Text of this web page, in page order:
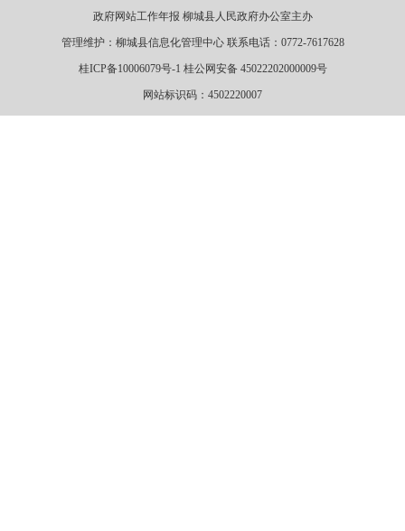
政府网站工作年报 柳城县人民政府办公室主办
管理维护：柳城县信息化管理中心 联系电话：0772-7617628
桂ICP备10006079号-1 桂公网安备 45022202000009号
网站标识码：4502220007